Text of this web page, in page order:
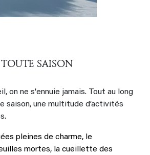
SAISON
on ne s'ennuie jamais. Tout au long
saison, une multitude d’activités
pleines de charme, le
mortes, la cueillette des